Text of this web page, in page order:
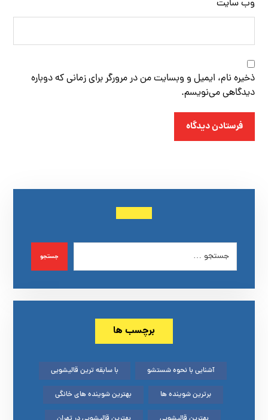
وب‌ سایت
ذخیره نام، ایمیل و وبسایت من در مرورگر برای زمانی که دوباره
دیدگاهی می‌نویسم.
فرستادن دیدگاه
جستجو
برچسب ها
آشنایی با نحوه شستشو با سابقه ترین قالیشویی
برترین شوینده ها بهترین شوینده های خانگی